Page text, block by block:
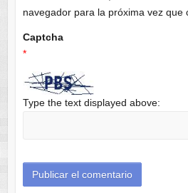
navegador para la próxima vez que
Captcha
*
Type the text displayed above: